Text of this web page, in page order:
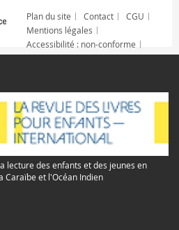
Plan du site Contact
CGU
Mentions légales
Accessibilité : non-conforme
lecture des enfants et des jeunes en
Caraïbe et l'Océan Indien